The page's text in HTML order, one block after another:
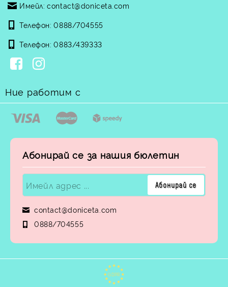
Имейл: contact@doniceta.com
Телефон: 0888/704555
Телефон: 0883/439333
Ние работим с
Абонирай се за нашия бюлетин
contact@doniceta.com
0888/704555
GDPR